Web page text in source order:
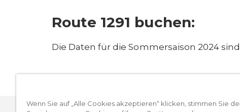
Route 1291 buchen:
Die Daten für die Sommersaison 2024
Wenn Sie auf „Alle Cookies akzeptieren“ klicken, stimmen Sie